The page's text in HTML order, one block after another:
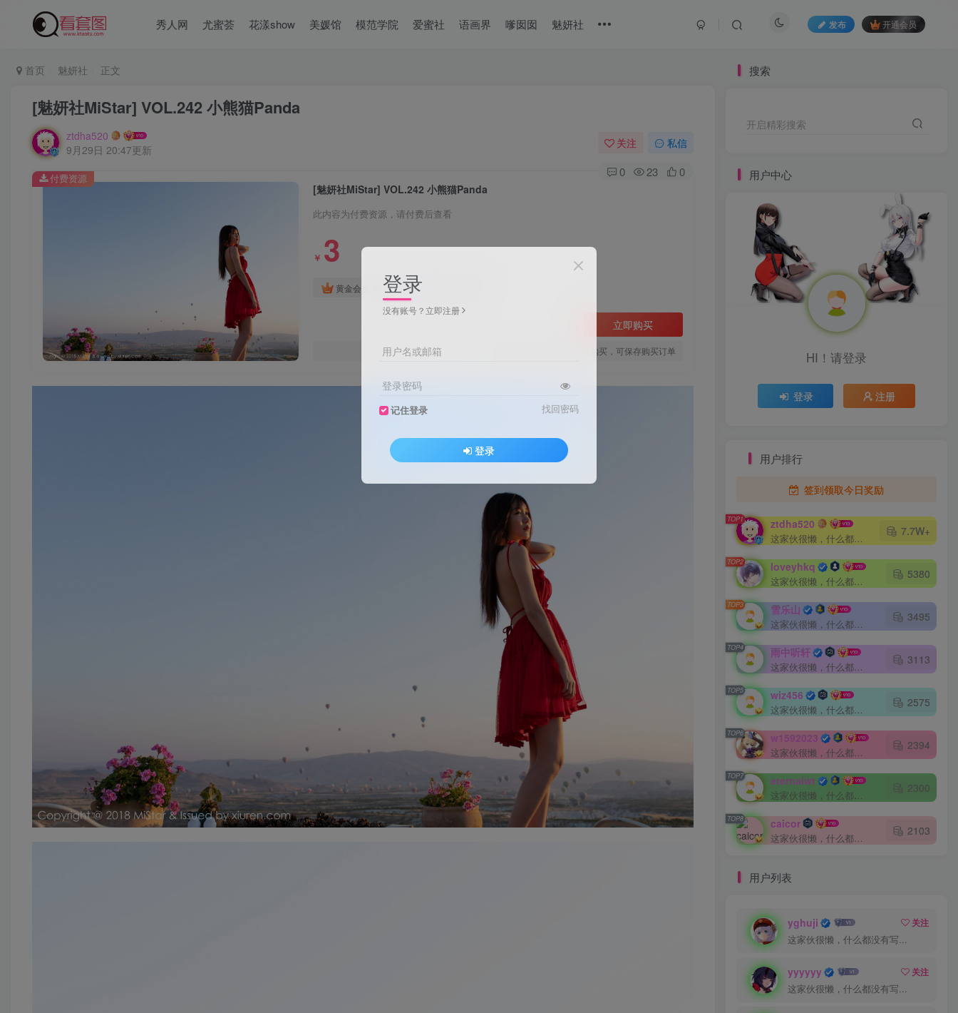
秀人网 尤蜜荟 花漾show 美媛馆 模范学院 爱蜜社 语画界 嗲囡囡 魅妍社 发布 开通会员
首页 魅妍社 正文
[魅妍社MiStar] VOL.242 小熊猫Panda
ztdha520
9月29日 20:47更新
关注 私信
0 23 0
[魅妍社MiStar] VOL.242 小熊猫Panda
此内容为付费资源，请付费后查看
￥ 3
黄金会员 免费
立即购买
您当前未登录！建议登陆后购买，可保存购买订单
付费资源
搜索
开启精彩搜索
用户中心
HI！请登录
登录 注册
用户排行
签到领取今日奖励
TOP1 ztdha520
这家伙很懒，什么都没有写...
7.7W+
TOP2 loveyhkq
这家伙很懒，什么都没有写...
5380
TOP3 雪乐山
这家伙很懒，什么都没有写...
3495
TOP4 雨中听轩
这家伙很懒，什么都没有写...
3113
TOP5 wiz456
这家伙很懒，什么都没有写...
2575
TOP6 w1592023
这家伙很懒，什么都没有写...
2394
TOP7 eternalwt
这家伙很懒，什么都没有写...
2300
TOP8 caicor
这家伙很懒，什么都没有写...
2103
用户列表
yghuji
关注
这家伙很懒，什么都没有写...
yyyyyy
关注
这家伙很懒，什么都没有写...
登录
没有账号？立即注册
用户名或邮箱
登录密码
记住登录 找回密码
登录